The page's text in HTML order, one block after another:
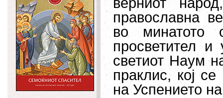
православна
во минатото
просветител и
светиот Наум
праклис, кој
на Успението